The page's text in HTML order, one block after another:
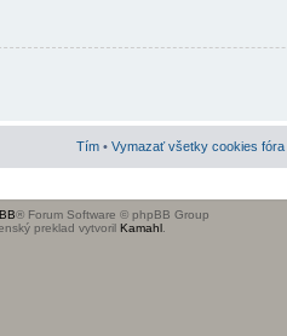
Tím • Vymazať všetky cookies fóra
® Forum Software © phpBB Group
preklad vytvoril Kamahl.